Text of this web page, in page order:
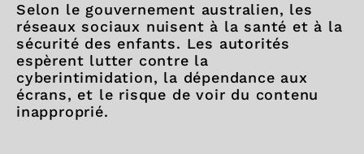
Selon le gouvernement australien, les
réseaux sociaux nuisent à la santé et à la
sécurité des enfants. Les autorités
espèrent lutter contre la
cyberintimidation, la dépendance aux
écrans, et le risque de voir du contenu
inapproprié.